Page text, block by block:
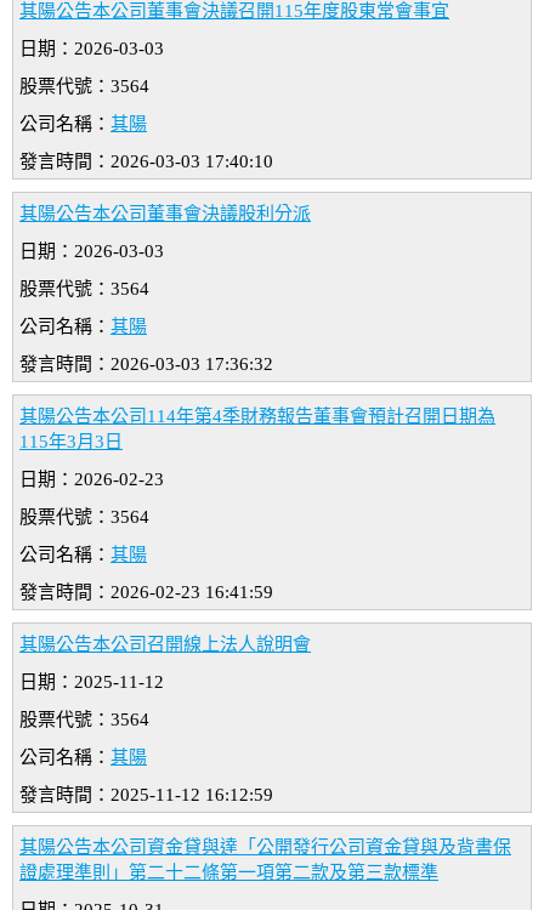
其陽公告本公司董事會決議召開115年度股東常會事宜
日期：2026-03-03
股票代號：3564
公司名稱： 其陽
發言時間：2026-03-03 17:40:10
其陽公告本公司董事會決議股利分派
日期：2026-03-03
股票代號：3564
公司名稱： 其陽
發言時間：2026-03-03 17:36:32
其陽公告本公司114年第4季財務報告董事會預計召開日期為
115年3月3日
日期：2026-02-23
股票代號：3564
公司名稱： 其陽
發言時間：2026-02-23 16:41:59
其陽公告本公司召開線上法人說明會
日期：2025-11-12
股票代號：3564
公司名稱： 其陽
發言時間：2025-11-12 16:12:59
其陽公告本公司資金貸與達「公開發行公司資金貸與及背書保
證處理準則」第二十二條第一項第二款及第三款標準